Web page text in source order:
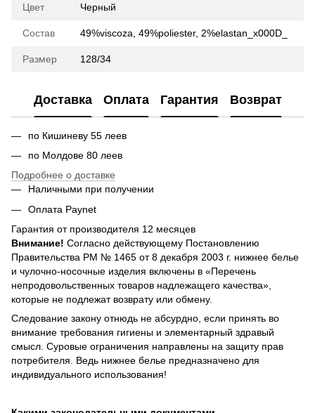
Цвет Черный
Состав 49%viscoza, 49%poliester, 2%elastan_x000D_
Размер 128/34
Доставка Оплата Гарантия Возврат
по Кишиневу 55 леев
по Молдове 80 леев
Подробнее о доставке
Наличными при получении
Оплата Paynet
Гарантия от производителя 12 месяцев
Внимание! Согласно действующему Постановлению
Правительства РМ № 1465 от 8 декабря 2003 г. нижнее белье
и чулочно-носочные изделия включены в «Перечень
непродовольственных товаров надлежащего качества»,
которые не подлежат возврату или обмену.
Следование закону отнюдь не абсурдно, если принять во
внимание требования гигиены и элементарный здравый
смысл. Суровые ограничения направлены на защиту прав
потребителя. Ведь нижнее белье предназначено для
индивидуального использования!